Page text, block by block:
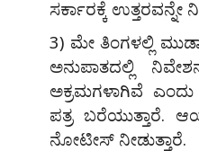
ಸರ್ಕಾರಕ್ಕೆ ಉತ್ತರವನ್ನೇ
3) ಮೇ ತಿಂಗಳಲ್ಲಿ
ಅನುಪಾತದಲ್ಲಿ
ಅಕ್ರಮಗಳಾಗಿವೆ
ಪತ್ರ ಬರೆಯುತ್ತಾರೆ.
ನೋಟೀಸ್ ನೀಡುತ್ತಾರೆ.